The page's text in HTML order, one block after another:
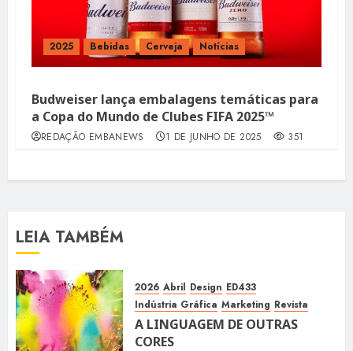
2025 Bebidas Cerveja Notícias
Budweiser lança embalagens temáticas para
a Copa do Mundo de Clubes FIFA 2025™
REDAÇÃO EMBANEWS 1 DE JUNHO DE 2025 351
LEIA TAMBÉM
2026 Abril Design ED433
Indústria Gráfica Marketing Revista
A LINGUAGEM DE OUTRAS
CORES